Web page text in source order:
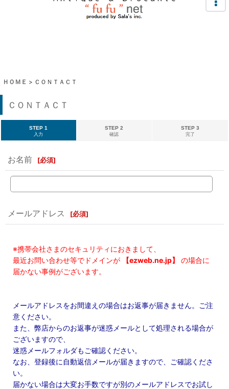
ＨＯＭＥ > ＣＯＮＴＡＣＴ
ＣＯＮＴＡＣＴ
STEP 1
入力
STEP 2
確認
STEP 3
完了
お名前 [必須]
メールアドレス [必須]
※携帯会社さまのセキュリティにおきまして、
最近お問い合わせ等でドメインが
【ezweb.ne.jp】
の場合に
届かない事例がございます。
メールアドレスをお間違えの場合はお返事が届きません。ご注
意ください。
また、弊店からのお返事が迷惑メールとして処理される場合が
ございますので、
迷惑メールフォルダもご確認ください。
なお、登録後に自動返信メールが届きますので、ご確認くださ
い。
届かない場合は大変お手数ですが別のメールアドレスでお試し